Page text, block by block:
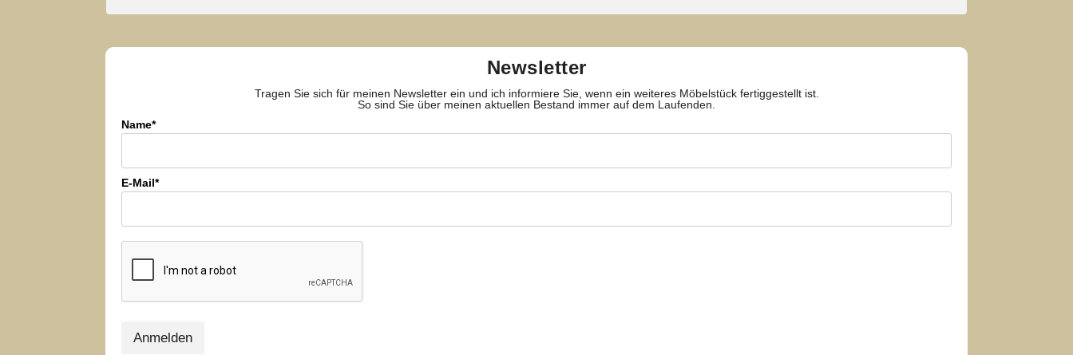
Newsletter
Tragen Sie sich für meinen Newsletter ein und ich informiere Sie, wenn ein weiteres Möbelstück fertiggestellt ist.
So sind Sie über meinen aktuellen Bestand immer auf dem Laufenden.
Name*
E-Mail*
Anmelden